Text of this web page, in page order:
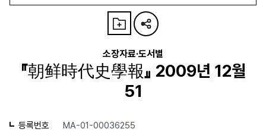
소장자료·도서별
『朝鲜時代史學報』 2009년 12월
51
등록번호 MA-01-00036255